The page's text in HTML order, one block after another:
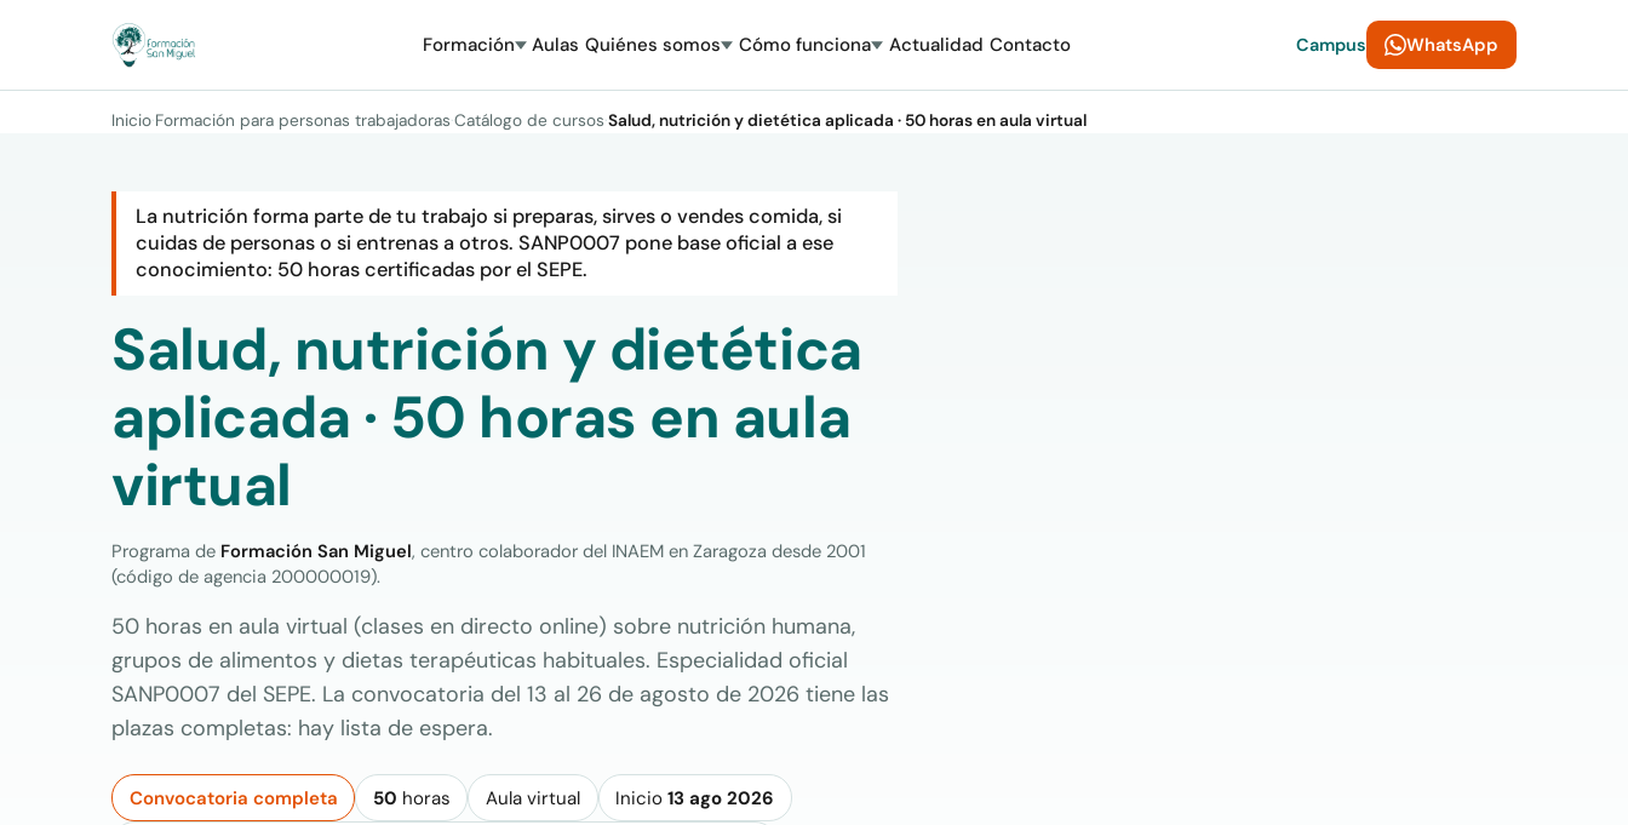
Formación Aulas Quiénes somos Cómo funciona Actualidad Contacto Campus WhatsApp
Inicio·Formación para personas trabajadoras·Catálogo de cursos·Salud, nutrición y dietética aplicada · 50 horas en aula virtual
La nutrición forma parte de tu trabajo si preparas, sirves o vendes comida, si
cuidas de personas o si entrenas a otros. SANP0007 pone base oficial a ese
conocimiento: 50 horas certificadas por el SEPE.
Salud, nutrición y dietética
aplicada · 50 horas en aula
virtual
Programa de Formación San Miguel, centro colaborador del INAEM en Zaragoza desde 2001
(código de agencia 200000019).
50 horas en aula virtual (clases en directo online) sobre nutrición humana,
grupos de alimentos y dietas terapéuticas habituales. Especialidad oficial
SANP0007 del SEPE. La convocatoria del 13 al 26 de agosto de 2026 tiene las
plazas completas: hay lista de espera.
Convocatoria completa 50 horas Aula virtual Inicio13 ago 2026